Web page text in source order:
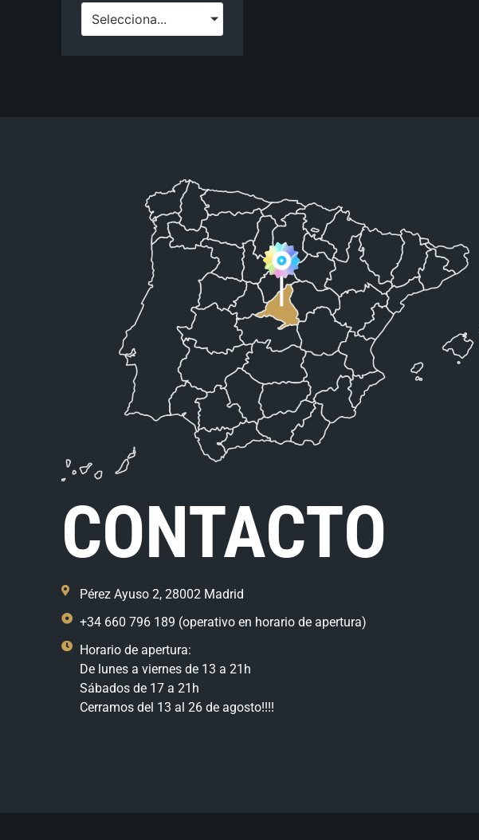
Selecciona...
CONTACTO
Pérez Ayuso 2, 28002 Madrid
+34 660 796 189 (operativo en horario de apertura)
Horario de apertura:
De lunes a viernes de 13 a 21h
Sábados de 17 a 21h
Cerramos del 13 al 26 de agosto!!!!